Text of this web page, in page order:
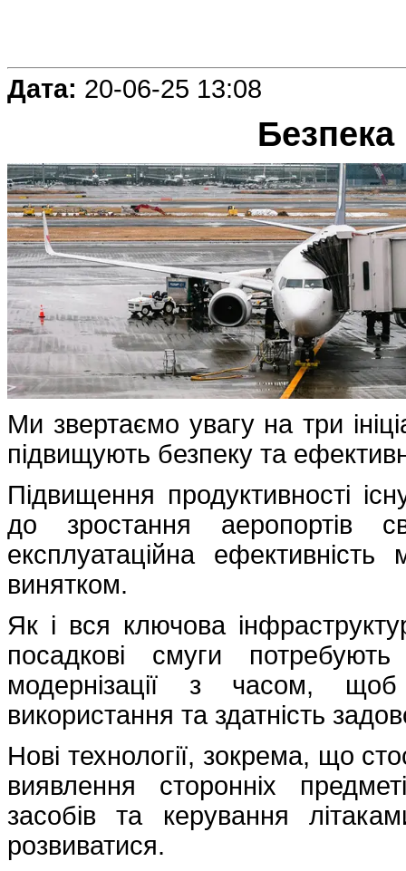
Дата: 20-06-25 13:08
Ми звертаємо увагу на три
підвищують безпеку та
Підвищення продуктивності
до зростання аеропортів
експлуатаційна
винятком.
Як і вся ключова
посадкові смуги потребують
модернізації з часом,
використання та здатність
Нові технології, зокрема, що
виявлення сторонніх
засобів та керування
розвиватися.